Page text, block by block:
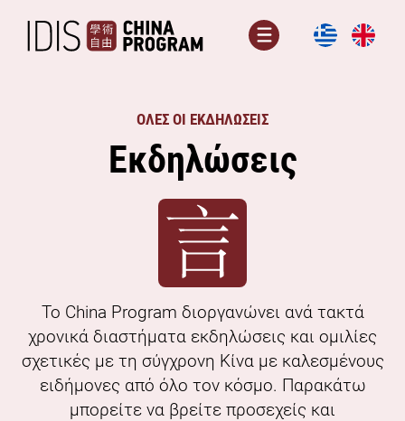
περιεχόμενο
Μενού
ΟΛΕΣ ΟΙ ΕΚΔΗΛΩΣΕΙΣ
Εκδηλώσεις
Το China Program διοργανώνει ανά τακτά
χρονικά διαστήματα εκδηλώσεις και ομιλίες
σχετικές με τη σύγχρονη Κίνα με καλεσμένους
ειδήμονες από όλο τον κόσμο. Παρακάτω
μπορείτε να βρείτε προσεχείς και